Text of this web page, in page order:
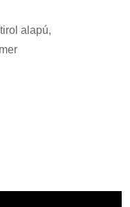
alapú,